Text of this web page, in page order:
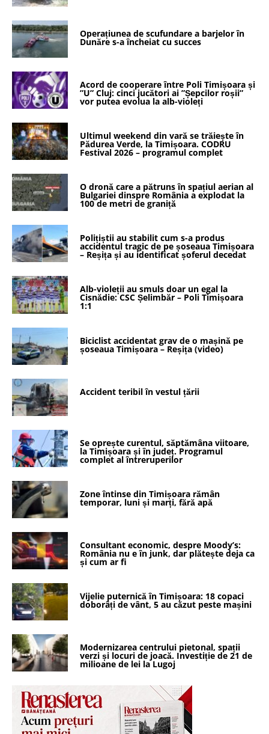
Operațiunea de scufundare a barjelor în
Dunăre s-a încheiat cu succes
Acord de cooperare între Poli Timișoara și
”U” Cluj: cinci jucători ai ”Șepcilor roșii”
vor putea evolua la alb-violeți
Ultimul weekend din vară se trăiește în
Pădurea Verde, la Timișoara. CODRU
Festival 2026 – programul complet
O dronă care a pătruns în spațiul aerian al
Bulgariei dinspre România a explodat la
100 de metri de graniță
Polițiștii au stabilit cum s-a produs
accidentul tragic de pe șoseaua Timișoara
– Reșița și au identificat șoferul decedat
Alb-violeții au smuls doar un egal la
Cisnădie: CSC Șelimbăr – Poli Timișoara
1:1
Biciclist accidentat grav de o mașină pe
șoseaua Timișoara – Reșița (video)
Accident teribil în vestul țării
Se oprește curentul, săptămâna viitoare,
la Timișoara și în județ. Programul
complet al întreruperilor
Zone întinse din Timișoara rămân
temporar, luni și marți, fără apă
Consultant economic, despre Moody’s:
România nu e în junk, dar plătește deja ca
și cum ar fi
Vijelie puternică în Timișoara: 18 copaci
doborâți de vânt, 5 au căzut peste mașini
Modernizarea centrului pietonal, spații
verzi și locuri de joacă. Investiție de 21 de
milioane de lei la Lugoj